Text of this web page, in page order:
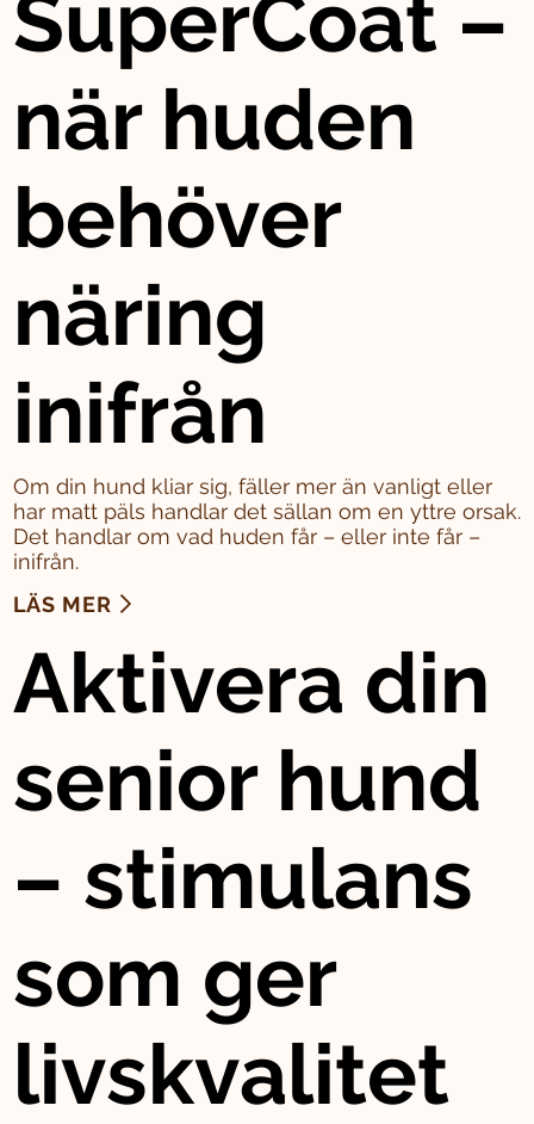
SuperCoat –
när huden
behöver
näring
inifrån
Om din hund kliar sig, fäller mer än vanligt eller
har matt päls handlar det sällan om en yttre orsak.
Det handlar om vad huden får – eller inte får –
inifrån.
LÄS MER
Aktivera din
senior hund
– stimulans
som ger
livskvalitet